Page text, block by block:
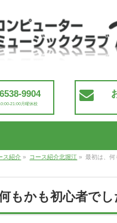
9904
21:00月曜休校
ス紹介 » コース紹介北堀江 » 最初は、何
もかも初心者でし